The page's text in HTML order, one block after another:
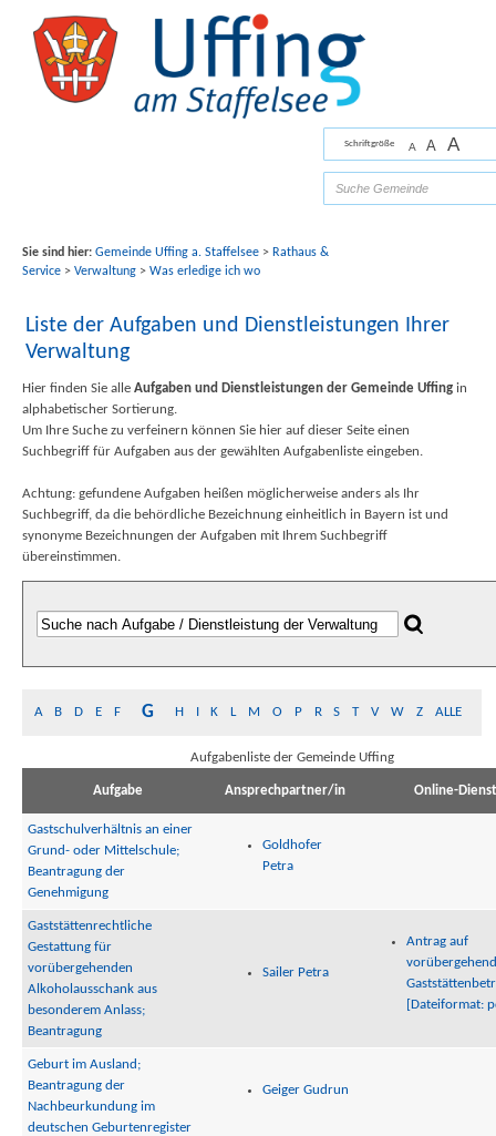
Schriftgröße A A A
Florian Werner
Sie sind hier: Gemeinde Uffing a. Staffelsee> Rathaus &
Service> Verwaltung> Was erledige ich wo
Liste der Aufgaben und Dienstleistungen Ihrer
Verwaltung
Hier finden Sie alle Aufgaben und Dienstleistungen der Gemeinde Uffingin
alphabetischer Sortierung.
Um Ihre Suche zu verfeinern können Sie hier auf dieser Seite einen
Suchbegriff für Aufgaben aus der gewählten Aufgabenliste eingeben.
Achtung: gefundene Aufgaben heißen möglicherweise anders als Ihr
Suchbegriff, da die behördliche Bezeichnung einheitlich in Bayern ist und
synonyme Bezeichnungen der Aufgaben mit Ihrem Suchbegriff
übereinstimmen.
A B D E F G H I K L M O P R S T V W Z ALLE
Aufgabenliste der Gemeinde Uffing
Aufgabe Ansprechpartner/in Online-
Gastschulverhältnis an einer
Grund- oder Mittelschule;
Beantragung der
Genehmigung
Goldhofer
Petra
Gaststättenrechtliche
Gestattung für
vorübergehenden
Alkoholausschank aus
besonderem Anlass;
Beantragung
Sailer Petra
Antrag auf
[Dateiformat:
Geburt im Ausland;
Beantragung der
Nachbeurkundung im
deutschen Geburtenregister
Geiger Gudrun